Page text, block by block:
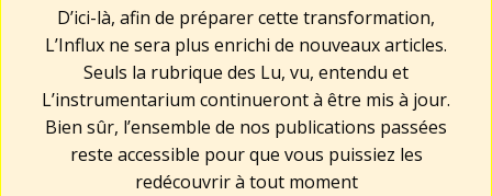
D’ici-là, afin de préparer cette transformation,
L’Influx ne sera plus enrichi de nouveaux articles.
Seuls la rubrique des Lu, vu, entendu et
L’instrumentarium continueront à être mis à jour.
Bien sûr, l’ensemble de nos publications passées
reste accessible pour que vous puissiez les
redécouvrir à tout moment